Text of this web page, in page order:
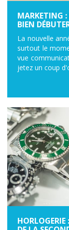
MARKETING :
BIEN
La nouvelle
surtout le
vue
jetez un coup
HORLOGERIE